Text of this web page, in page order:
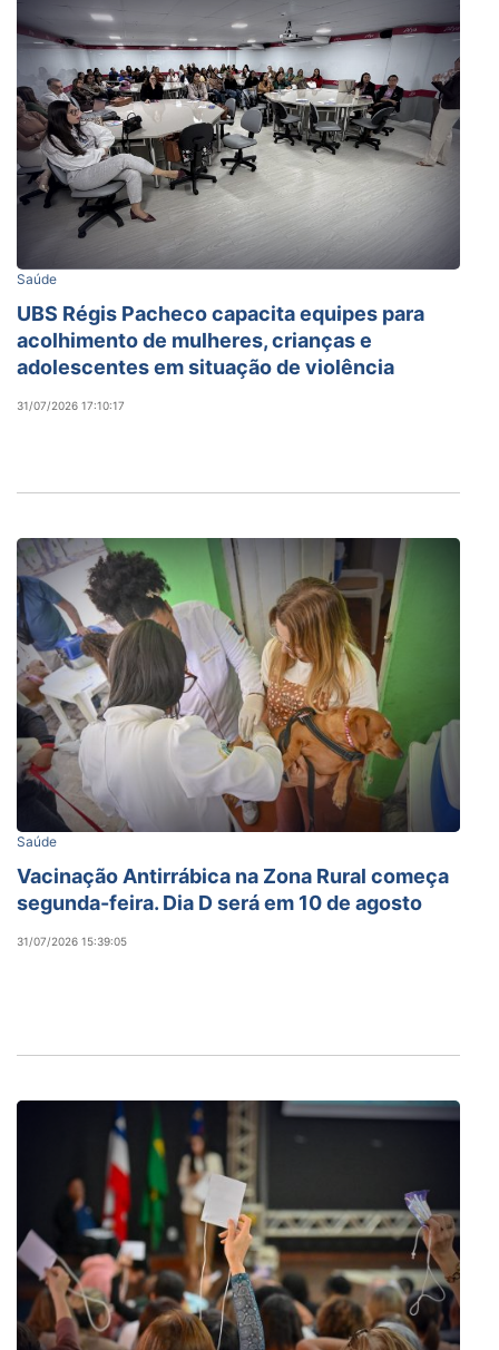
Saúde
UBS Régis Pacheco capacita equipes para
acolhimento de mulheres, crianças e
adolescentes em situação de violência
31/07/2026 17:10:17
Saúde
Vacinação Antirrábica na Zona Rural começa
segunda-feira. Dia D será em 10 de agosto
31/07/2026 15:39:05